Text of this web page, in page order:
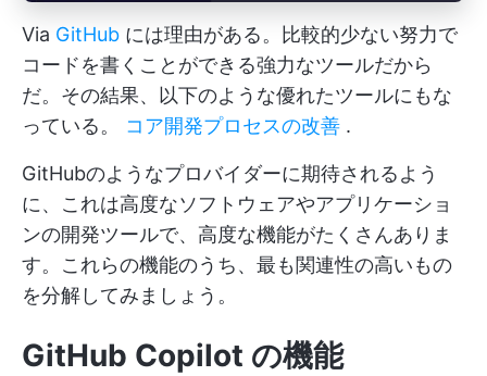
Via GitHub には理由がある。比較的少ない努力で
コードを書くことができる強力なツールだから
だ。その結果、以下のような優れたツールにもな
っている。 コア開発プロセスの改善 .
GitHubのようなプロバイダーに期待されるよう
に、これは高度なソフトウェアやアプリケーショ
ンの開発ツールで、高度な機能がたくさんありま
す。これらの機能のうち、最も関連性の高いもの
を分解してみましょう。
GitHub Copilot の機能